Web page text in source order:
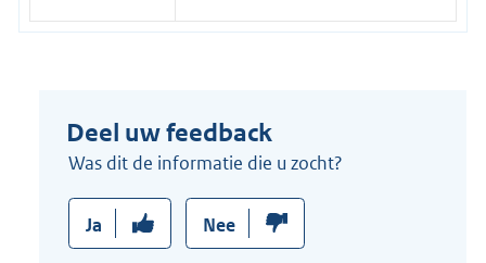
t
e
l
n
k
Deel uw feedback
Was dit de informatie die u zocht?
Ja Nee